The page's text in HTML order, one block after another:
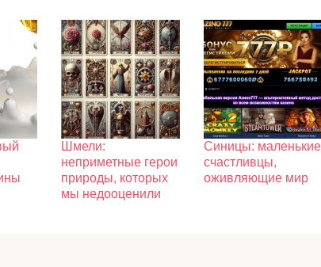
Шмели:
неприметные герои
природы, которых
мы недооценили
Синицы: маленькие
счастливцы,
оживляющие мир